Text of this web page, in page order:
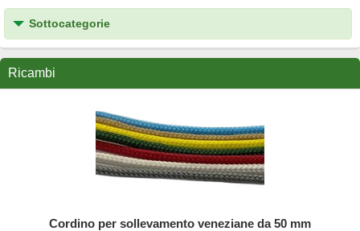
Sottocategorie
Ricambi
Cordino per sollevamento veneziane da 50 mm